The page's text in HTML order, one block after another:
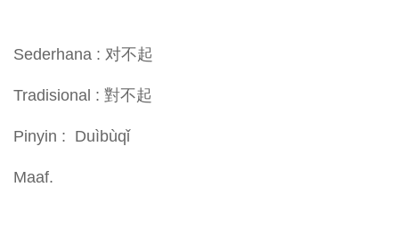
Sederhana : 对不起
Tradisional : 對不起
Pinyin : Duìbùqǐ
Maaf.